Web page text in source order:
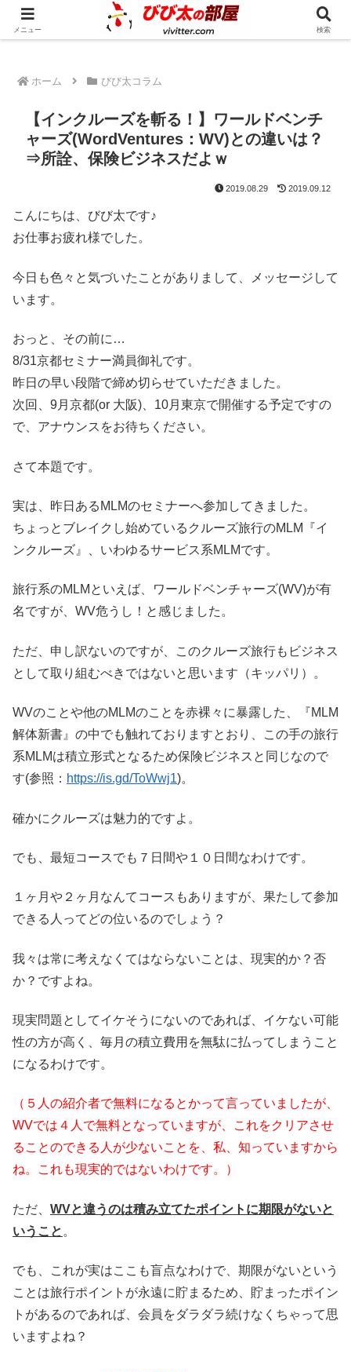
人生の奇跡を一緒に起こしてみませんか？
ホーム びび太コラム
【インクルーズを斬る！】ワールドベンチ
ャーズ(WordVentures：WV)との違いは？
⇒所詮、保険ビジネスだよｗ
2019.08.29 2019.09.12
こんにちは、びび太です♪
お仕事お疲れ様でした。
今日も色々と気づいたことがありまして、メッセージして
います。
おっと、その前に…
8/31京都セミナー満員御礼です。
昨日の早い段階で締め切らせていただきました。
次回、9月京都(or 大阪)、10月東京で開催する予定ですの
で、アナウンスをお待ちください。
さて本題です。
実は、昨日あるMLMのセミナーへ参加してきました。
ちょっとブレイクし始めているクルーズ旅行のMLM『イ
ンクルーズ』、いわゆるサービス系MLMです。
旅行系のMLMといえば、ワールドベンチャーズ(WV)が有
名ですが、WV危うし！と感じました。
ただ、申し訳ないのですが、このクルーズ旅行もビジネス
として取り組むべきではないと思います（キッパリ）。
WVのことや他のMLMのことを赤裸々に暴露した、『MLM
解体新書』の中でも触れておりますとおり、この手の旅行
系MLMは積立形式となるため保険ビジネスと同じなので
す(参照： https://is.gd/ToWwj1)。
確かにクルーズは魅力的ですよ。
でも、最短コースでも７日間や１０日間なわけです。
１ヶ月や２ヶ月なんてコースもありますが、果たして参加
できる人ってどの位いるのでしょう？
我々は常に考えなくてはならないことは、現実的か？否
か？ですよね。
現実問題としてイケそうにないのであれば、イケない可能
性の方が高く、毎月の積立費用を無駄に払ってしまうこと
になるわけです。
（５人の紹介者で無料になるとかって言っていましたが、
WVでは４人で無料となっていますが、これをクリアさせ
ることのできる人が少ないことを、私、知っていますから
ね。これも現実的ではないわけです。）
ただ、 WVと違うのは積み立てたポイントに期限がないと
いうこと 。
でも、これが実はここも盲点なわけで、期限がないという
ことは旅行ポイントが永遠に貯まるため、貯まったポイン
トがあるのであれば、会員をダラダラ続けなくちゃって思
いますよね？
メニュー 検索